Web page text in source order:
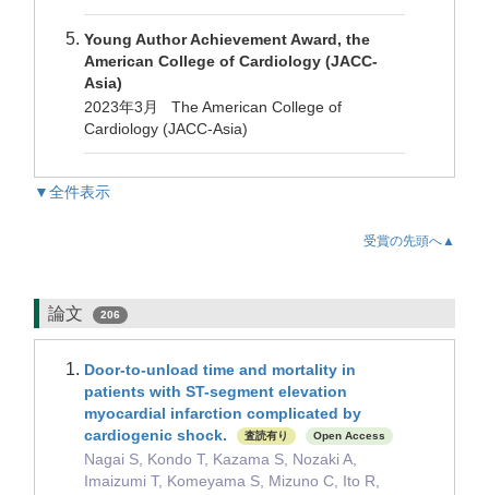
Young Author Achievement Award, the
American College of Cardiology (JACC-
Asia)
2023年3月 The American College of
Cardiology (JACC-Asia)
▼全件表示
受賞の先頭へ▲
論文 206
Door-to-unload time and mortality in
patients with ST-segment elevation
myocardial infarction complicated by
cardiogenic shock.
査読有り Open Access
Nagai S, Kondo T, Kazama S, Nozaki A,
Imaizumi T, Komeyama S, Mizuno C, Ito R,